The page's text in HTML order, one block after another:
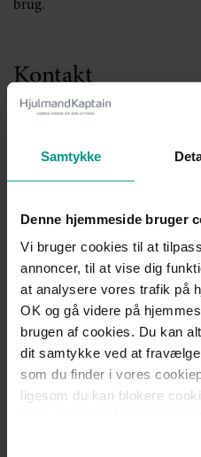
Samtykke
Denne hjemmeside bruger
Vi bruger cookies til at
annoncer, til at vise dig
at analysere vores trafik på
OK og gå videre på
brugen af cookies. Du kan
dit samtykke ved at
som du finder i vores
ligesom du kan blokere
brug.
Kontakt
Advokat (H), Partner
Mobil:+45 4072 8055
Telefon:+45 7221 1778
nva@70151000.dk
Mød teamet
Del: